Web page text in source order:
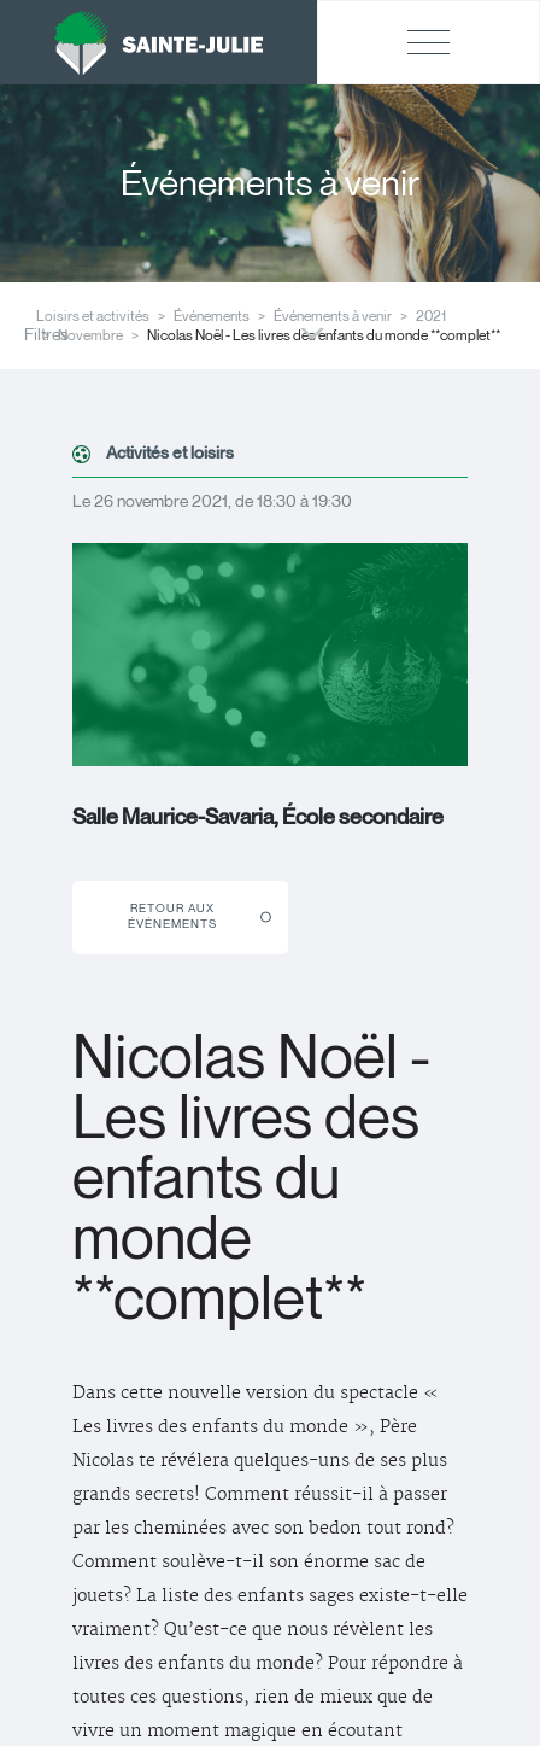
Événements à venir
Loisirs et activités Événements Événements à venir
2021
Novembre
Nicolas Noël - Les livres des enfants du monde **complet**
Filtres
Activités et loisirs
Le 26 novembre 2021, de 18:30 à 19:30
Salle Maurice-Savaria, École secondaire
RETOUR AUX
ÉVÉNEMENTS
Nicolas Noël -
Les livres des
enfants du
monde
**complet**
Dans cette nouvelle version du spectacle «
Les livres des enfants du monde », Père
Nicolas te révélera quelques-uns de ses plus
grands secrets! Comment réussit-il à passer
par les cheminées avec son bedon tout rond?
Comment soulève-t-il son énorme sac de
jouets? La liste des enfants sages existe-t-elle
vraiment? Qu’est-ce que nous révèlent les
livres des enfants du monde? Pour répondre à
toutes ces questions, rien de mieux que de
vivre un moment magique en écoutant